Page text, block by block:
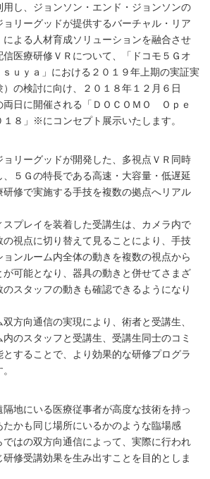
用し、ジョンソン・エンド・ジョンソンの
ョリーグッドが提供するバーチャル・リア
による人材育成ソリューションを融合させ
医療研修ＶＲについて、「ドコモ５Ｇオ
ｓｕｙａ」における２０１９年上期の実証実
の検討に向け、２０１８年１２月６日
両日に開催される「ＤＯＣＯＭＯ Ｏｐｅ
８」※にコンセプト展示いたします。
リーグッドが開発した、多視点ＶＲ同時
５Ｇの特長である高速・大容量・低遅延
修で実施する手技を複数の拠点へリアル
プレイを装着した受講生は、カメラ内で
の視点に切り替えて見ることにより、手技
ンルーム内全体の動きを複数の視点から
が可能となり、器具の動きと併せてさまざ
スタッフの動きも確認できるようになり
方向通信の実現により、術者と受講生、
のスタッフと受講生、受講生同士のコミ
とすることで、より効果的な研修プログラ
地にいる医療従事者が高度な技術を持っ
たかも同じ場所にいるかのような臨場感
ではの双方向通信によって、実際に行われ
修受講効果を生み出すことを目的としま